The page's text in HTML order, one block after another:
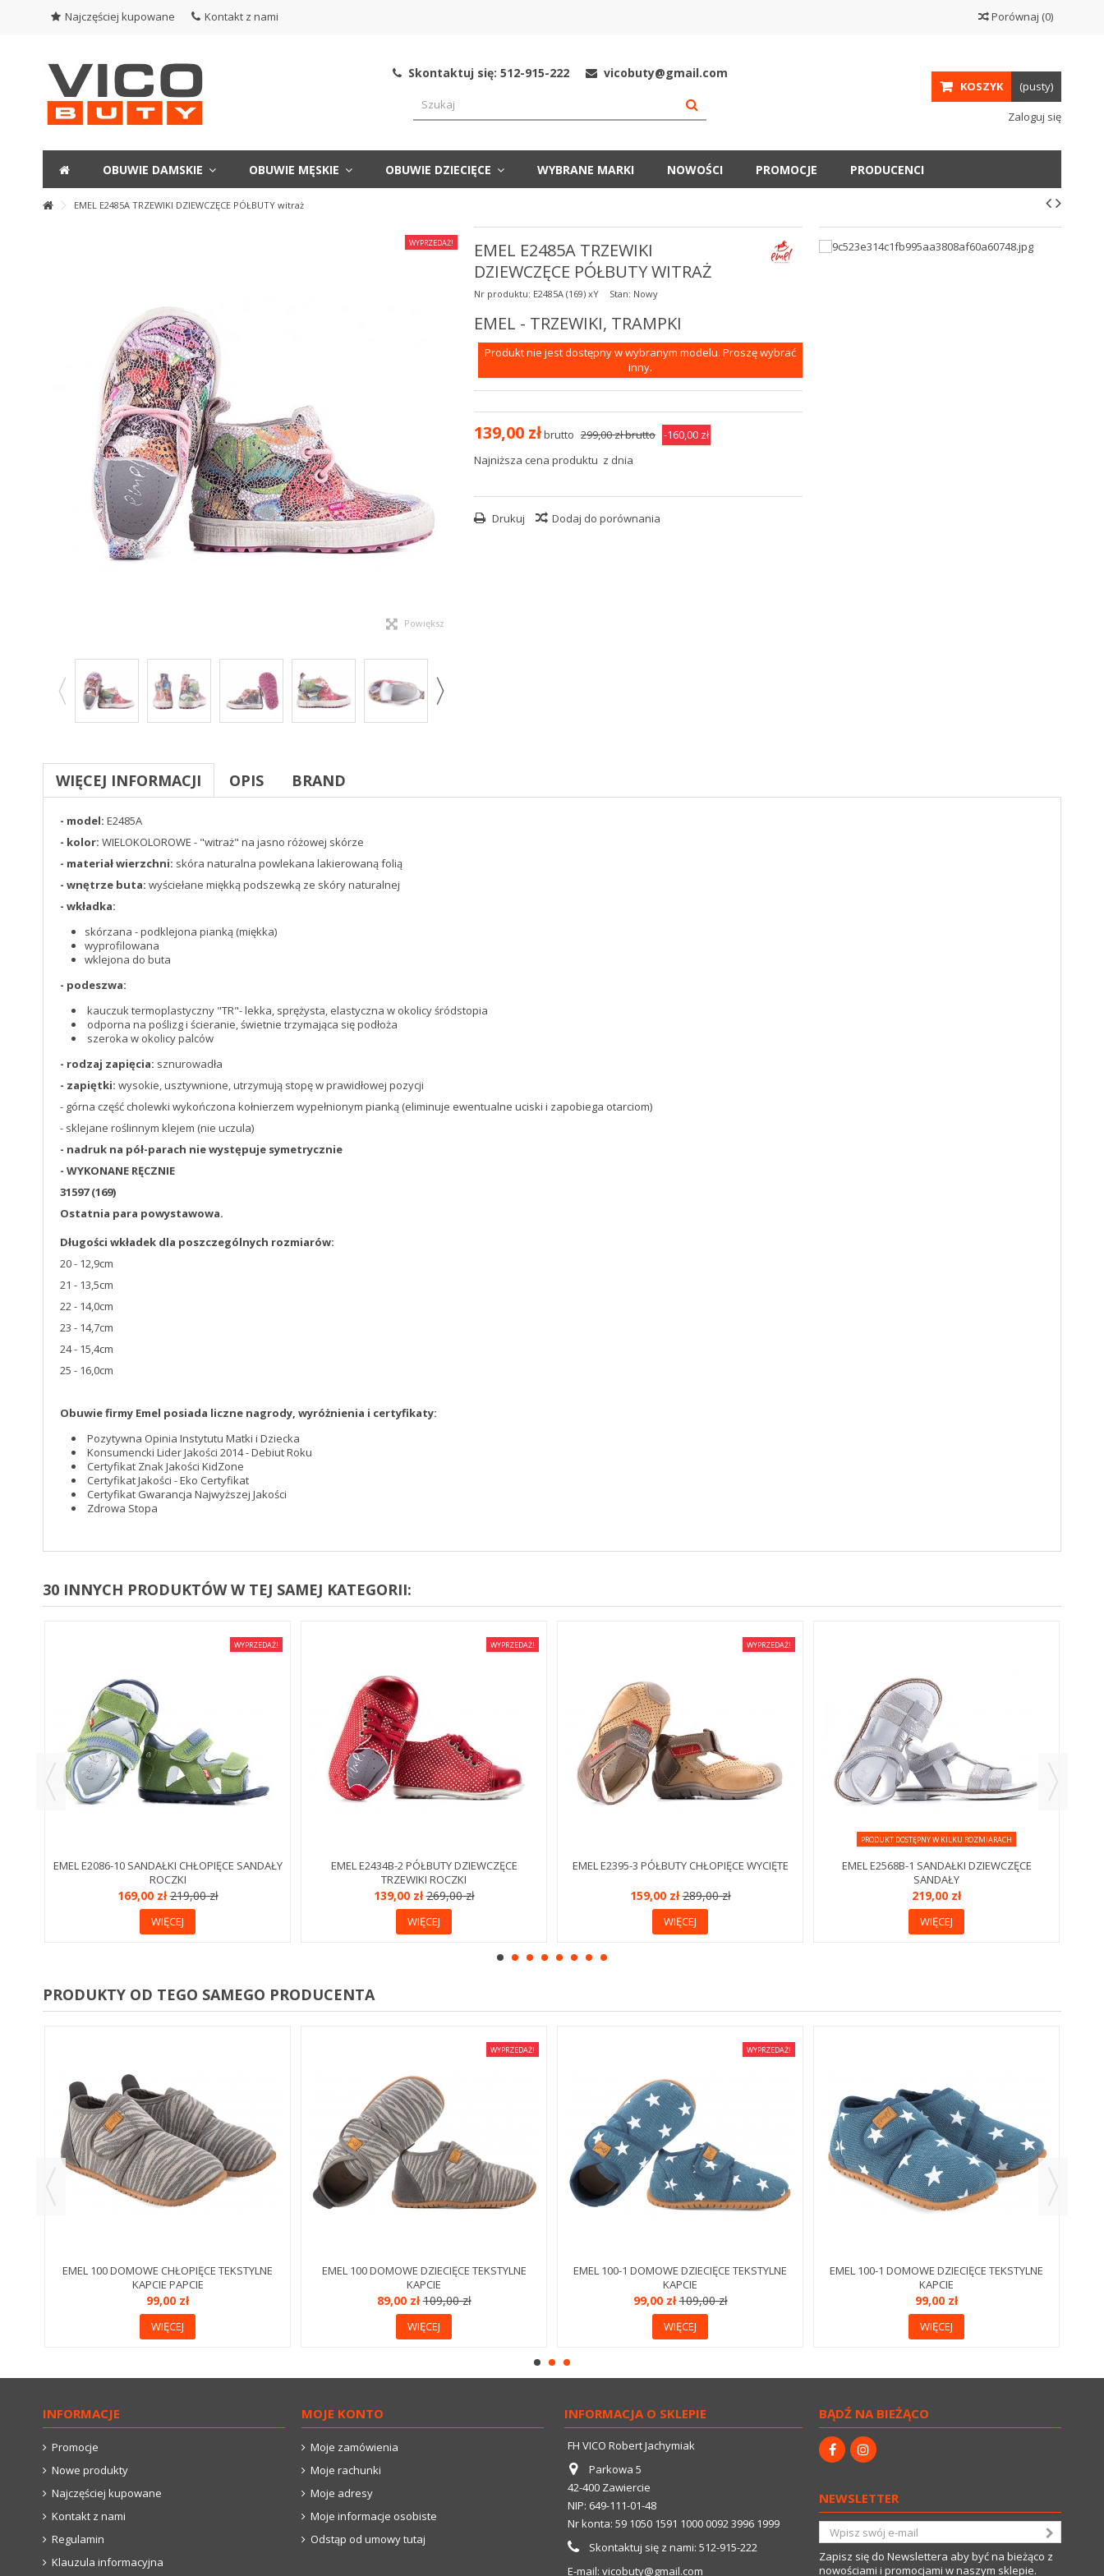
Najczęściej kupowane Kontakt z nami Porównaj (0)
Skontaktuj się: 512-915-222 vicobuty@gmail.com
KOSZYK (pusty)
Zaloguj się
OBUWIE DAMSKIE OBUWIE MĘSKIE OBUWIE DZIECIĘCE WYBRANE MARKI NOWOŚCI PROMOCJE PRODUCENCI
EMEL E2485A TRZEWIKI DZIEWCZĘCE PÓŁBUTY witraż
WYPRZEDAŻ!
Powiększ
EMEL E2485A TRZEWIKI
DZIEWCZĘCE PÓŁBUTY WITRAŻ
Nr produktu: E2485A (169) xY Stan: Nowy
EMEL - TRZEWIKI, TRAMPKI
Produkt nie jest dostępny w wybranym modelu. Proszę wybrać
inny.
139,00 złbrutto 299,00 złbrutto -160,00 zł
Najniższa cena produktu z dnia
Drukuj Dodaj do porównania
WIĘCEJ INFORMACJI OPIS BRAND
- model: E2485A
- kolor: WIELOKOLOROWE - "witraż" na jasno różowej skórze
- materiał wierzchni: skóra naturalna powlekana lakierowaną folią
- wnętrze buta: wyściełane miękką podszewką ze skóry naturalnej
- wkładka:
skórzana - podklejona pianką (miękka)
wyprofilowana
wklejona do buta
- podeszwa:
kauczuk termoplastyczny "TR"- lekka, sprężysta, elastyczna w okolicy śródstopia
odporna na poślizg i ścieranie, świetnie trzymająca się podłoża
szeroka w okolicy palców
- rodzaj zapięcia: sznurowadła
- zapiętki: wysokie, usztywnione, utrzymują stopę w prawidłowej pozycji
- górna część cholewki wykończona kołnierzem wypełnionym pianką (eliminuje ewentualne uciski i zapobiega otarciom)
- sklejane roślinnym klejem (nie uczula)
- nadruk na pół-parach nie występuje symetrycznie
- WYKONANE RĘCZNIE
31597 (169)
Ostatnia para powystawowa.
Długości wkładek dla poszczególnych rozmiarów:
20 - 12,9cm
21 - 13,5cm
22 - 14,0cm
23 - 14,7cm
24 - 15,4cm
25 - 16,0cm
Obuwie firmy Emel posiada liczne nagrody, wyróżnienia i certyfikaty:
Pozytywna Opinia Instytutu Matki i Dziecka
Konsumencki Lider Jakości 2014 - Debiut Roku
Certyfikat Znak Jakości KidZone
Certyfikat Jakości - Eko Certyfikat
Certyfikat Gwarancja Najwyższej Jakości
Zdrowa Stopa
30 INNYCH PRODUKTÓW W TEJ SAMEJ KATEGORII:
WYPRZEDAŻ!
EMEL E2086-10 SANDAŁKI CHŁOPIĘCE SANDAŁY
ROCZKI
169,00 zł219,00 zł
WIĘCEJ
WYPRZEDAŻ!
EMEL E2434B-2 PÓŁBUTY DZIEWCZĘCE
TRZEWIKI ROCZKI
139,00 zł269,00 zł
WIĘCEJ
WYPRZEDAŻ!
EMEL E2395-3 PÓŁBUTY CHŁOPIĘCE WYCIĘTE
159,00 zł289,00 zł
WIĘCEJ
PRODUKT DOSTĘPNY W KILKU ROZMIARACH
EMEL E2568B-1 SANDAŁKI DZIEWCZĘCE
SANDAŁY
219,00 zł
WIĘCEJ
PRODUKTY OD TEGO SAMEGO PRODUCENTA
EMEL 100 DOMOWE CHŁOPIĘCE TEKSTYLNE
KAPCIE PAPCIE
99,00 zł
WIĘCEJ
WYPRZEDAŻ!
EMEL 100 DOMOWE DZIECIĘCE TEKSTYLNE
KAPCIE
89,00 zł109,00 zł
WIĘCEJ
WYPRZEDAŻ!
EMEL 100-1 DOMOWE DZIECIĘCE TEKSTYLNE
KAPCIE
99,00 zł109,00 zł
WIĘCEJ
EMEL 100-1 DOMOWE DZIECIĘCE TEKSTYLNE
KAPCIE
99,00 zł
WIĘCEJ
INFORMACJE
Promocje
Nowe produkty
Najczęściej kupowane
Kontakt z nami
Regulamin
Klauzula informacyjna
MOJE KONTO
Moje zamówienia
Moje rachunki
Moje adresy
Moje informacje osobiste
Odstąp od umowy tutaj
INFORMACJA O SKLEPIE
FH VICO Robert Jachymiak
Parkowa 5
42-400 Zawiercie
NIP: 649-111-01-48
Nr konta: 59 1050 1591 1000 0092 3996 1999
Skontaktuj się z nami: 512-915-222
E-mail: vicobuty@gmail.com
BĄDŹ NA BIEŻĄCO
NEWSLETTER
Zapisz się do Newslettera aby być na bieżąco z
nowościami i promocjami w naszym sklepie.